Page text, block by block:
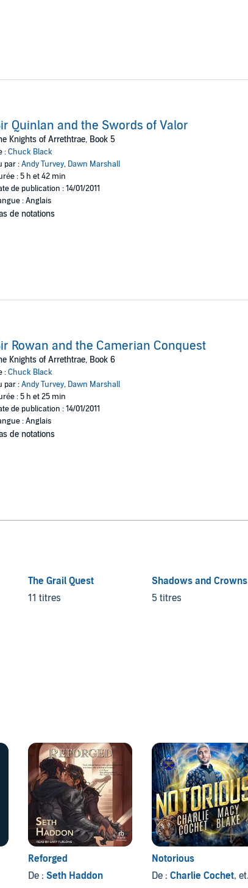
Quinlan and the Swords of Valor
Knights of Arrethtrae, Book 5
:Chuck Black
par :Andy Turvey, Dawn Marshall
: 5 h et 42 min
de publication : 14/01/2011
: Anglais
de notations
Rowan and the Camerian Conquest
Knights of Arrethtrae, Book 6
:Chuck Black
par :Andy Turvey, Dawn Marshall
: 5 h et 25 min
de publication : 14/01/2011
: Anglais
de notations
The Grail Quest
11 titres
Shadows and Crowns
5 titres
Reforged
De :Seth Haddon
Notorious
De : Charlie Cochet, et autres